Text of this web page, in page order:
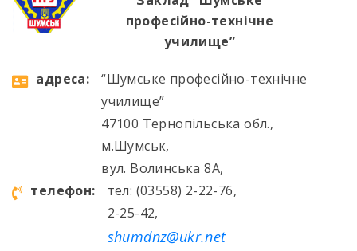
професійно-технічне
училище”
aдресa:
“Шумське професійно-технічне
училище”
47100 Тернопільська обл.,
м.Шумськ,
вул. Волинська 8А,
телефон:
тел: (03558) 2-22-76,
2-25-42,
shumdnz@ukr.net